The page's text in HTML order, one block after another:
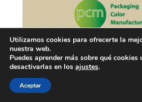
Utilizamos cookies para ofrecerte la
nuestra web.
Puedes aprender más sobre qué
desactivarlas en los ajustes.
Aceptar